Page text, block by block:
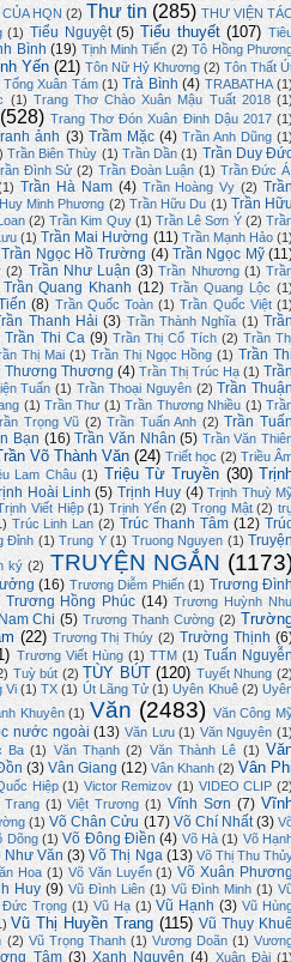
HQN (2) Thư tin (285) THƯ VIỆN
(1) Tiểu Nguyệt (5) Tiểu thuyết (107)
Bình (19) Tịnh Minh Tiến (2) Tô Hồng
Yến (21) Tôn Nữ Hỷ Khương (2) Tôn Thất
Tống Xuân Tám (1) Trà Bình (4) TRABATHA
(1) Trang Thơ Chào Xuân Mậu Tuất 2018
(528) Trang Thơ Đón Xuân Đinh Dậu 2017
ảnh (3) Trầm Mặc (4) Trần Anh Dũng
Trần Biên Thùy (1) Trần Dần (1) Trần Duy
Đình Sử (2) Trần Đoàn Luận (1) Trần Đức
Trần Hà Nam (4) Trần Hoàng Vy (2)
Minh Phương (2) Trần Hữu Du (1) Trần
(2) Trần Kim Quy (1) Trần Lê Sơn Ý (2)
(1) Trần Mai Hường (11) Trần Mạnh Hảo
Trần Ngọc Hồ Trường (4) Trần Ngọc Mỹ
(2) Trần Như Luận (3) Trần Nhương (1)
Trần Quang Khanh (12) Trần Quang Lộc
(8) Trần Quốc Toàn (1) Trần Quốc Việt
Thanh Hải (3) Trần Thành Nghĩa (1)
Trần Thi Ca (9) Trần Thị Cổ Tích (2) Trần
Thị Mai (1) Trần Thị Ngọc Hồng (1) Trần
Thương Thương (4) Trần Thị Trúc Hạ (1)
Tuấn (1) Trần Thoại Nguyên (2) Trần
(1) Trần Thư (1) Trần Thương Nhiều (1)
Trọng Vũ (2) Trần Tuấn Anh (2) Trần
Bạn (16) Trần Văn Nhân (5) Trần Văn
Võ Thành Văn (24) Triết học (2) Triều
Lam Châu (1) Triệu Từ Truyền (30)
Hoài Linh (5) Trịnh Huy (4) Trịnh Thuỳ
Viết Hiệp (1) Trịnh Yến (2) Trọng Mật (2)
Trúc Linh Lan (2) Trúc Thanh Tâm (12)
Đỉnh (1) Trung Y (1) Truong Nguyen (1)
ký (2) TRUYỆN NGẮN
(16) Trương Diễm Phiến (1) Trương
Trương Hồng Phúc (14) Trương Huỳnh
Chi (5) Trương Thanh Cường (2)
(22) Trương Thị Thúy (2) Trường Thịnh
Trương Viết Hùng (1) TTM (1) Tuấn
Tuỳ bút (2) TÙY BÚT (120) Tuyết Nhung
Vi (1) TX (1) Út Lãng Tử (1) Uyên Khuê (2)
Khuyên (1) Văn (2483) Văn Công
nước ngoài (13) Văn Lưu (1) Văn Nguyên
Ba (1) Văn Thạnh (2) Văn Thành Lê (1)
(3) Vân Giang (12) Vân Khanh (2) Vân
Hiệp (1) Victor Remizov (1) VIDEO CLIP
Trang (1) Việt Trương (1) Vĩnh Sơn (7)
(1) Võ Chân Cửu (17) Võ Chí Nhất (3)
Dõng (1) Võ Đông Điền (4) Võ Hà (1) Võ
Như Văn (3) Võ Thị Nga (13) Võ Thị Thu
Hoa (1) Võ Văn Luyến (1) Võ Xuân
Huy (9) Vũ Đình Liên (1) Vũ Đình Minh (1)
Đức Trọng (1) Vũ Hạ (1) Vũ Hạnh (3) Vũ
Vũ Thị Huyền Trang (115) Vũ Thụy
(2) Vũ Trọng Thanh (1) Vương Doãn (1)
Tâm (3) Xanh Nguyên (4) Xuân Đài